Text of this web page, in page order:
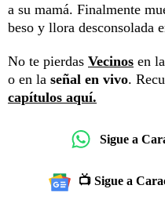
a su mamá. Finalmente
beso y llora desconsolada
No te pierdas Vecinos en
o en la señal en vivo.
capítulos aquí.
Sigue a
📺 Sigue a